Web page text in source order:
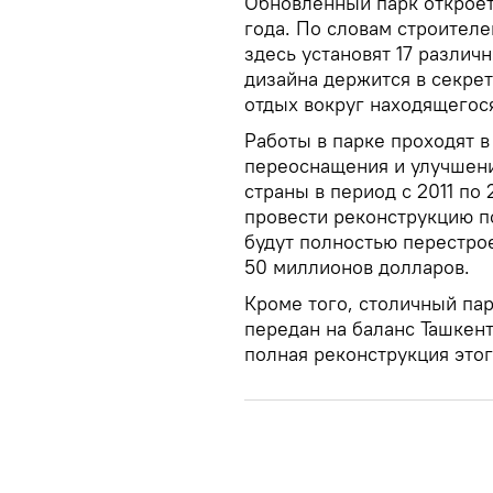
года. По словам
здесь установят 17
дизайна держится в
отдых вокруг
Работы в парке проходят
переоснащения и
страны в период с 2011 по
провести реконструкцию
будут полностью
50 миллионов долларов.
Кроме того, столичный
передан на баланс
полная реконструкция